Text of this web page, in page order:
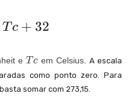
T c + 32
eT
c
Tcem Celsius. A escala
como ponto zero. Para
somar com 273,15.